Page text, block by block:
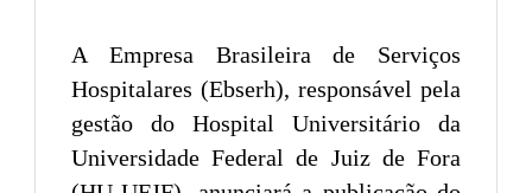
A Empresa Brasileira de Serviços
Hospitalares (Ebserh), responsável pela
gestão do Hospital Universitário da
Universidade Federal de Juiz de Fora